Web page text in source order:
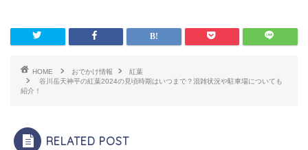
HOME おでかけ情報
紅葉
谷川岳天神平の紅葉2024の見頃時期はいつまで？混雑状況や駐車場についても
紹介！
RELATED POST